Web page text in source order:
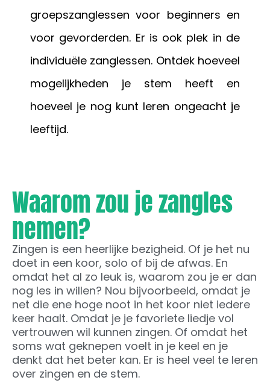
groepszanglessen voor beginners en
voor gevorderden. Er is ook plek in de
individuële zanglessen. Ontdek hoeveel
mogelijkheden je stem heeft en
hoeveel je nog kunt leren ongeacht je
leeftijd.
Waarom zou je zangles
nemen?
Zingen is een heerlijke bezigheid. Of je het nu
doet in een koor, solo of bij de afwas. En
omdat het al zo leuk is, waarom zou je er dan
nog les in willen? Nou bijvoorbeeld, omdat je
net die ene hoge noot in het koor niet iedere
keer haalt. Omdat je je favoriete liedje vol
vertrouwen wil kunnen zingen. Of omdat het
soms wat geknepen voelt in je keel en je
denkt dat het beter kan. Er is heel veel te leren
over zingen en de stem.